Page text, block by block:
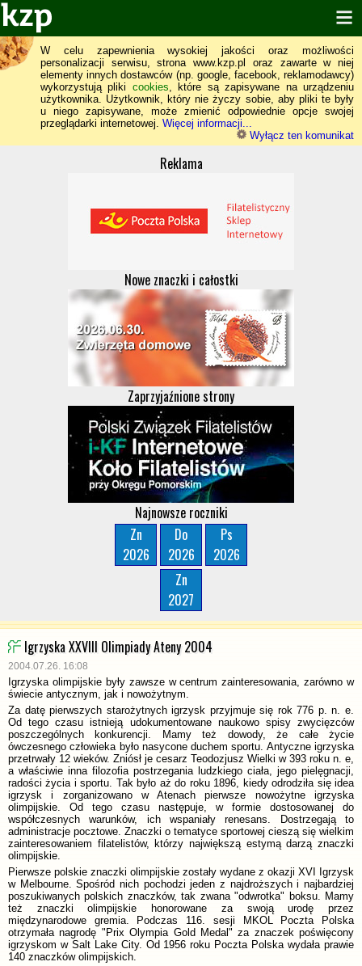
W celu zapewnienia wysokiej jakości oraz możliwości
personalizacji serwisu, strona www.kzp.pl oraz zawarte w niej
elementy innych dostawców (np. google, facebook, reklamodawcy)
wykorzystują pliki cookies, które są zapisywane na urządzeniu
użytkownika. Użytkownik, który nie życzy sobie, aby pliki te były
u niego zapisywane, może zmienić odpowiednie opcje swojej
przeglądarki internetowej. Więcej informacji...
Wyłącz ten komunikat
Reklama
Nowe znaczki i całostki
Zaprzyjaźnione strony
Najnowsze roczniki
Zn
2026
Do
2026
Ps
2026
Zn
2027
Igrzyska XXVIII Olimpiady Ateny 2004
2004.07.26. 16:08
Igrzyska olimpijskie były zawsze w centrum zainteresowania, zarówno w
świecie antycznym, jak i nowożytnym.
Za datę pierwszych starożytnych igrzysk przyjmuje się rok 776 p. n. e.
Od tego czasu istnieją udokumentowane naukowo spisy zwycięzców
poszczególnych konkurencji. Mamy też dowody, że całe życie
ówczesnego człowieka było nasycone duchem sportu. Antyczne igrzyska
przetrwały 12 wieków. Zniósł je cesarz Teodozjusz Wielki w 393 roku n. e,
a właściwie inna filozofia postrzegania ludzkiego ciała, jego pielęgnacji,
radości życia i sportu. Tak było aż do roku 1896, kiedy odrodziła się idea
igrzysk i zorganizowano w Atenach pierwsze nowożytne igrzyska
olimpijskie. Od tego czasu następuje, w formie dostosowanej do
współczesnych warunków, ich wspaniały renesans. Dostrzegają to
administracje pocztowe. Znaczki o tematyce sportowej cieszą się wielkim
zainteresowaniem filatelistów, którzy największą estymą darzą znaczki
olimpijskie.
Pierwsze polskie znaczki olimpijskie zostały wydane z okazji XVI Igrzysk
w Melbourne. Spośród nich pochodzi jeden z najdroższych i najbardziej
poszukiwanych polskich znaczków, tak zwana "odwrotka" boksu. Mamy
też znaczki olimpijskie honorowane za swoją urodę przez
międzynarodowe gremia. Podczas 116. sesji MKOL Poczta Polska
otrzymała nagrodę "Prix Olympia Gold Medal" za znaczek poświęcony
igrzyskom w Salt Lake City. Od 1956 roku Poczta Polska wydała prawie
140 znaczków olimpijskich.